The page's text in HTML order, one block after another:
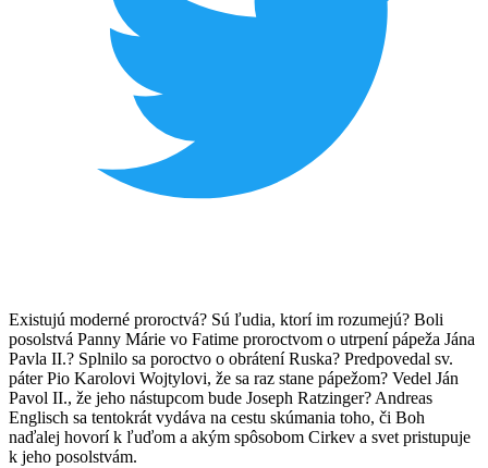
Existujú moderné proroctvá? Sú ľudia, ktorí im rozumejú? Boli
posolstvá Panny Márie vo Fatime proroctvom o utrpení pápeža Jána
Pavla II.? Splnilo sa poroctvo o obrátení Ruska? Predpovedal sv.
páter Pio Karolovi Wojtylovi, že sa raz stane pápežom? Vedel Ján
Pavol II., že jeho nástupcom bude Joseph Ratzinger? Andreas
Englisch sa tentokrát vydáva na cestu skúmania toho, či Boh
naďalej hovorí k ľuďom a akým spôsobom Cirkev a svet pristupuje
k jeho posolstvám.